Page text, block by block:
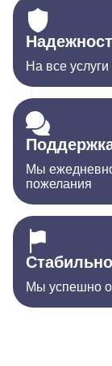
На все
Мы
пожелания
Мы успешно